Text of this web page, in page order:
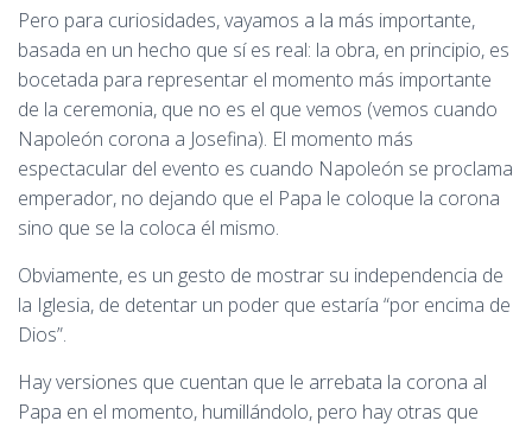
Pero para curiosidades, vayamos a la más importante,
basada en un hecho que sí es real: la obra, en principio, es
bocetada para representar el momento más importante
de la ceremonia, que no es el que vemos (vemos cuando
Napoleón corona a Josefina). El momento más
espectacular del evento es cuando Napoleón se proclama
emperador, no dejando que el Papa le coloque la corona
sino que se la coloca él mismo.
Obviamente, es un gesto de mostrar su independencia de
la Iglesia, de detentar un poder que estaría “por encima de
Dios”.
Hay versiones que cuentan que le arrebata la corona al
Papa en el momento, humillándolo, pero hay otras que